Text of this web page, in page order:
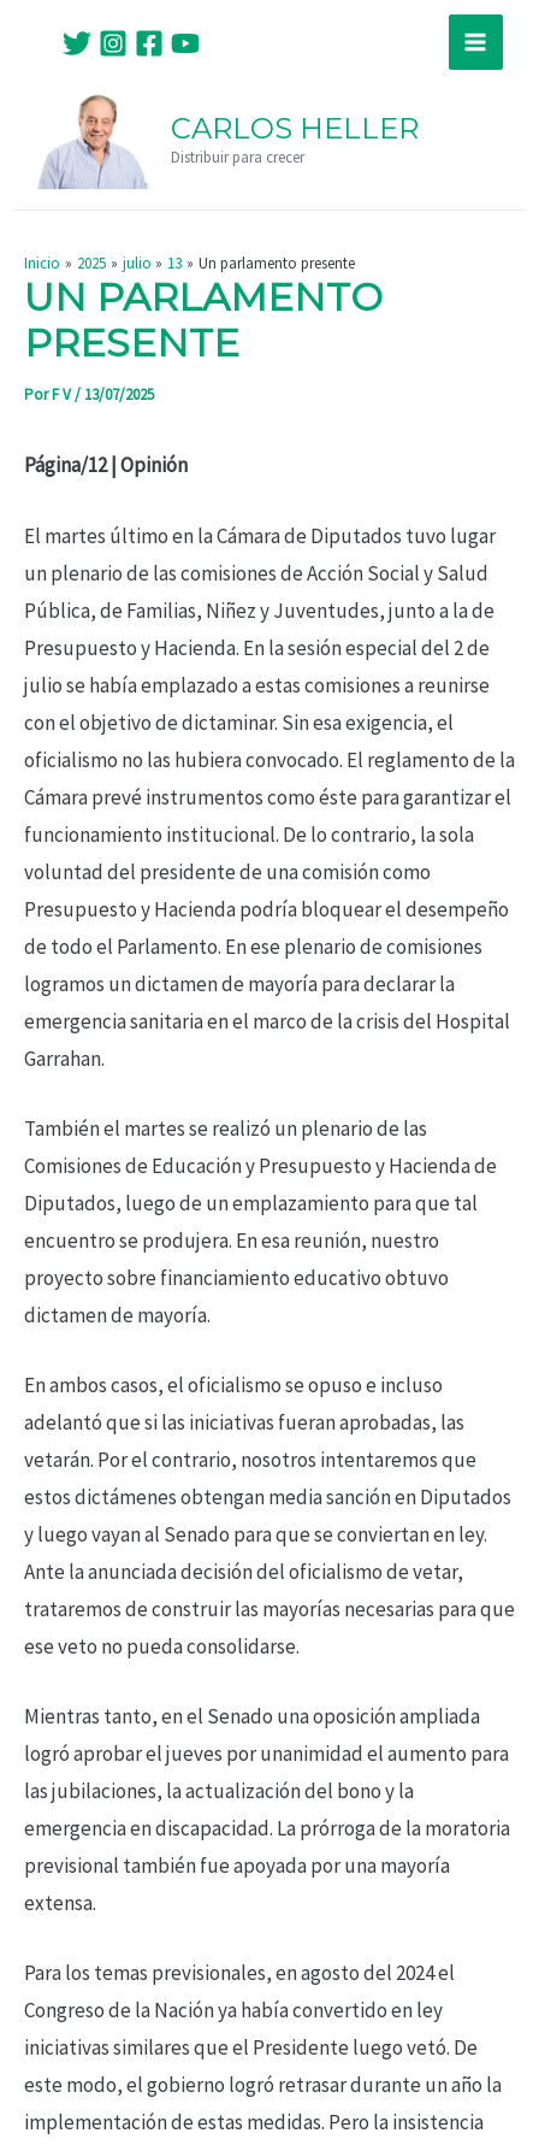
contenido
Main
CARLOS HELLER
Distribuir para crecer
Inicio 2025 julio 13 Un parlamento presente
UN PARLAMENTO
PRESENTE
PorF V/ 13/07/2025
Página/12 | Opinión
El martes último en la Cámara de Diputados tuvo lugar
un plenario de las comisiones de Acción Social y Salud
Pública, de Familias, Niñez y Juventudes, junto a la de
Presupuesto y Hacienda. En la sesión especial del 2 de
julio se había emplazado a estas comisiones a reunirse
con el objetivo de dictaminar. Sin esa exigencia, el
oficialismo no las hubiera convocado. El reglamento de la
Cámara prevé instrumentos como éste para garantizar el
funcionamiento institucional. De lo contrario, la sola
voluntad del presidente de una comisión como
Presupuesto y Hacienda podría bloquear el desempeño
de todo el Parlamento. En ese plenario de comisiones
logramos un dictamen de mayoría para declarar la
emergencia sanitaria en el marco de la crisis del Hospital
Garrahan.
También el martes se realizó un plenario de las
Comisiones de Educación y Presupuesto y Hacienda de
Diputados, luego de un emplazamiento para que tal
encuentro se produjera. En esa reunión, nuestro
proyecto sobre financiamiento educativo obtuvo
dictamen de mayoría.
En ambos casos, el oficialismo se opuso e incluso
adelantó que si las iniciativas fueran aprobadas, las
vetarán. Por el contrario, nosotros intentaremos que
estos dictámenes obtengan media sanción en Diputados
y luego vayan al Senado para que se conviertan en ley.
Ante la anunciada decisión del oficialismo de vetar,
trataremos de construir las mayorías necesarias para que
ese veto no pueda consolidarse.
Mientras tanto, en el Senado una oposición ampliada
logró aprobar el jueves por unanimidad el aumento para
las jubilaciones, la actualización del bono y la
emergencia en discapacidad. La prórroga de la moratoria
previsional también fue apoyada por una mayoría
extensa.
Para los temas previsionales, en agosto del 2024 el
Congreso de la Nación ya había convertido en ley
iniciativas similares que el Presidente luego vetó. De
este modo, el gobierno logró retrasar durante un año la
implementación de estas medidas. Pero la insistencia
entradas